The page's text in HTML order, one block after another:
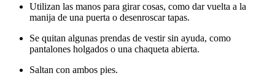
Utilizan las manos para girar cosas, como dar vuelta a la
manija de una puerta o desenroscar tapas.
Se quitan algunas prendas de vestir sin ayuda, como
pantalones holgados o una chaqueta abierta.
Saltan con ambos pies.